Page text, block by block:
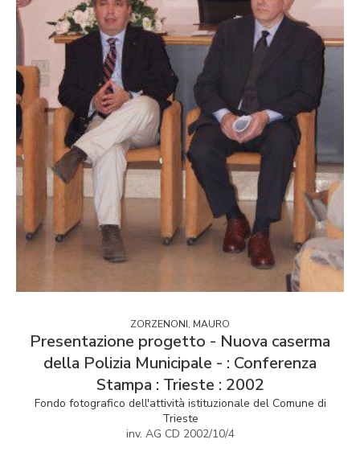
ZORZENONI, MAURO
Presentazione progetto - Nuova caserma
della Polizia Municipale - : Conferenza
Stampa : Trieste : 2002
Fondo fotografico dell'attività istituzionale del Comune di
Trieste
inv. AG CD 2002/10/4